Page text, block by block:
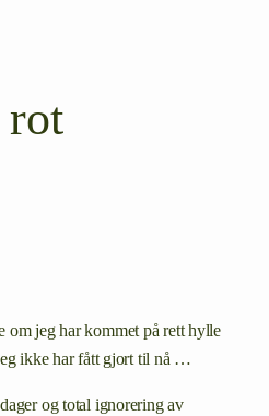
rot
om jeg har kommet på rett hylle
ikke har fått gjort til nå …
og total ignorering av